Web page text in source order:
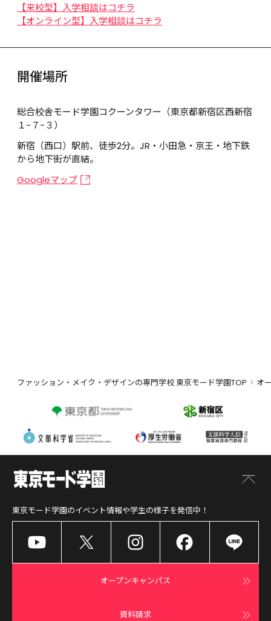
【来校型】入学相談はコチラ
【オンライン型】入学相談はコチラ
開催場所
総合校舎モード学園コクーンタワー（東京都新宿区西新宿
１-７-３）
新宿（西口）駅前、徒歩2分。JR・小田急・京王・地下鉄
から地下街が直結。
Googleマップ
ファッション・メイク・デザインの専門学校 東京モード学園TOP オ
東京モード学園のイベント情報や学生の様子を発信中！
オープンキャンパス
資料請求